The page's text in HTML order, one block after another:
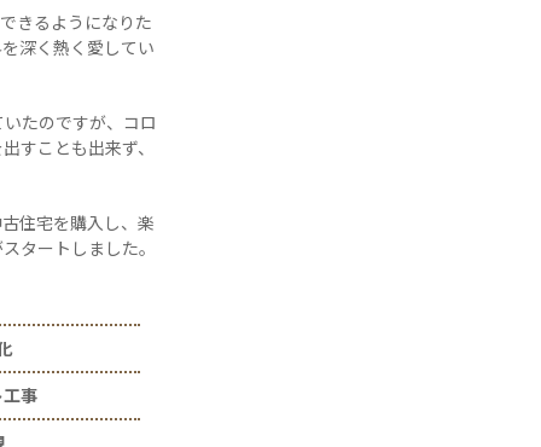
きるようになりた
深く熱く愛してい
たのですが、コロ
すことも出来ず、
住宅を購入し、楽
タートしました。
事